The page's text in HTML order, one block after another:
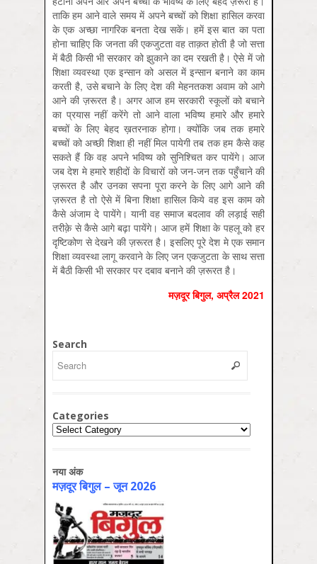
ताकि हम आने वाले समय में अपने बच्चों को शिक्षा हासिल करवा
के एक अच्छा नागरिक बनता देख सकें। हमें इस बात का पता
होना चाहिए कि जनता की एकजुटता वह ताक़त होती है जो सत्ता
में बैठी किसी भी सरकार को झुकाने का दम रखती है। ऐसे में जो
शिक्षा व्यवस्था एक इन्सान को असल में इन्सान बनाने का काम
करती है, उसे बचाने के लिए देश की मेहनतकश अवाम को आगे
आने की ज़रूरत है। अगर आज हम सरकारी स्कूलों को बचाने
का प्रयास नहीं करेंगे तो आने वाला भविष्य हमारे और हमारे
बच्चों के लिए बेहद ख़तरनाक होगा। क्योंकि जब तक हमारे
बच्चों को अच्छी शिक्षा ही नहीं मिल पायेगी तब तक हम कैसे कह
सकते हैं कि वह अपने भविष्य को सुनिश्चित कर पायेंगे। आज
जब देश मे हमारे शहीदों के विचारों को जन-जन तक पहुँचाने की
ज़रूरत है और उनका सपना पूरा करने के लिए आगे आने की
ज़रूरत है तो ऐसे में बिना शिक्षा हासिल किये वह इस काम को
कैसे अंजाम दे पायेंगे। यानी वह समाज बदलाव की लड़ाई सही
तरीक़े से कैसे आगे बढ़ा पायेंगे। आज हमें शिक्षा के पहलू को हर
दृष्टिकोण से देखने की ज़रूरत है। इसलिए पूरे देश मे एक समान
शिक्षा व्यवस्था लागू करवाने के लिए जन एकजुटता के साथ सत्ता
में बैठी किसी भी सरकार पर दबाव बनाने की ज़रूरत है।
मज़दूर बिगुल, अप्रैल 2021
Search
Categories
Categories
नया अंक
मज़दूर बिगुल – जून 2026